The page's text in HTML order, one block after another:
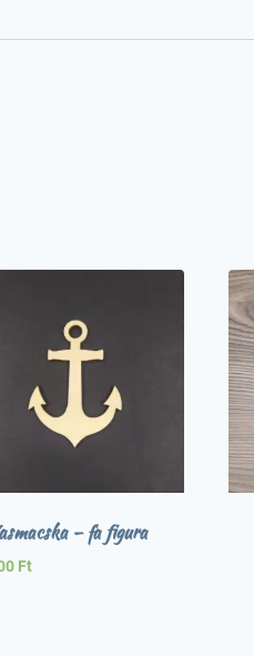
– fa figura
Ft